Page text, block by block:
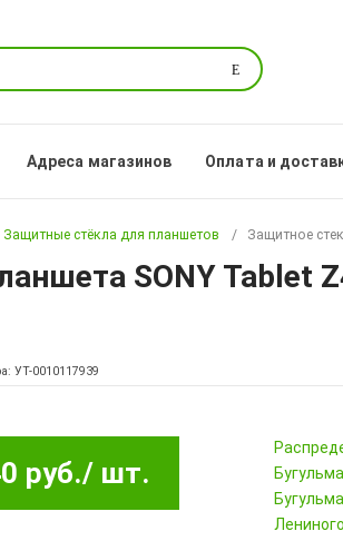
Поиск
Адреса магазинов Оплата и
Защитные стёкла для планшетов Защитное
SONY Tablet
УТ-0010117939
руб./ шт.